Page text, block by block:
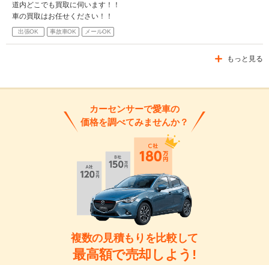
道内どこでも買取に伺います！！
車の買取はお任せください！！
出張OK 事故車OK メールOK
もっと見る
カーセンサーで愛車の
価格を調べてみませんか？
複数の見積もりを比較して
最高額で売却しよう!